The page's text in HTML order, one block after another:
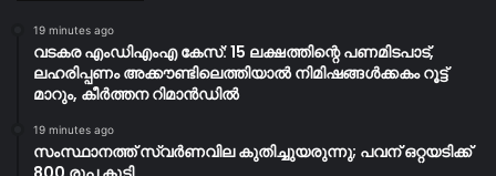
19 minutes ago
വടകര എംഡിഎംഎ കേസ്: 15 ലക്ഷത്തിന്റെ പണമിടപാട്,
ലഹരിപ്പണം അക്കൗണ്ടിലെത്തിയാൽ നിമിഷങ്ങൾക്കകം റൂട്ട്
മാറും, കീർത്തന റിമാൻഡിൽ
19 minutes ago
സംസ്ഥാനത്ത് സ്വർണവില കുതിച്ചുയരുന്നു; പവന് ഒറ്റയടിക്ക്